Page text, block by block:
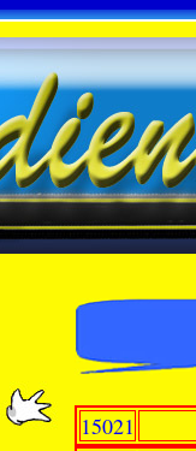
15021